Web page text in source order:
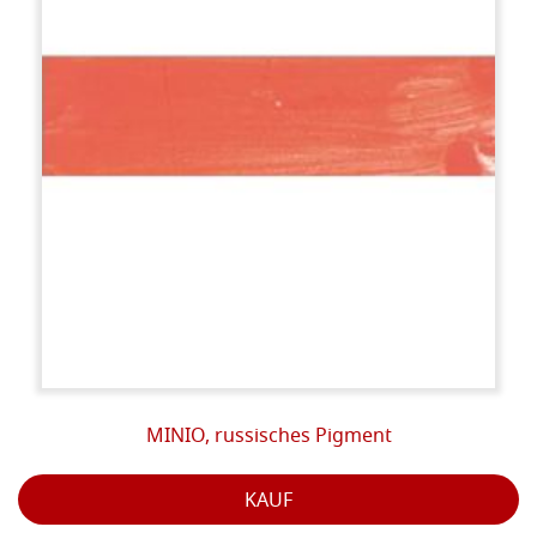
MINIO, russisches Pigment
KAUF